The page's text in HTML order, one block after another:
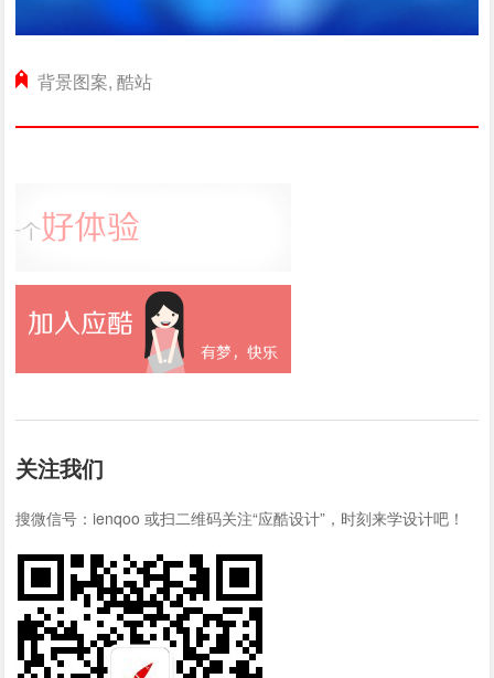
背景图案,酷站
关注我们
搜微信号：ienqoo 或扫二维码关注“应酷设计”，时刻来学设计吧！